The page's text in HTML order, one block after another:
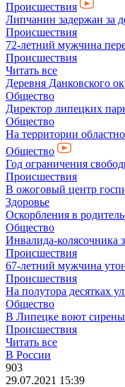
Происшествия
Липчанин задержан за
Происшествия
72-летний мужчина
Происшествия
Читать все
Деревня Данковского
Общество
Директор липецких
Общество
На территории
Общество
Год ограничения
Происшествия
В ожоговый центр
Здоровье
Оскорбления в
Общество
Инвалида-колясочника
Происшествия
67-летний мужчина
Происшествия
На полутора десятках
Общество
В Липецке воют
Происшествия
Читать все
В России
903
29.07.2021 15:39